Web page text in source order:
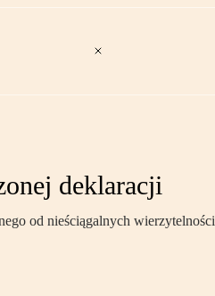
deklaracji
od nieściągalnych